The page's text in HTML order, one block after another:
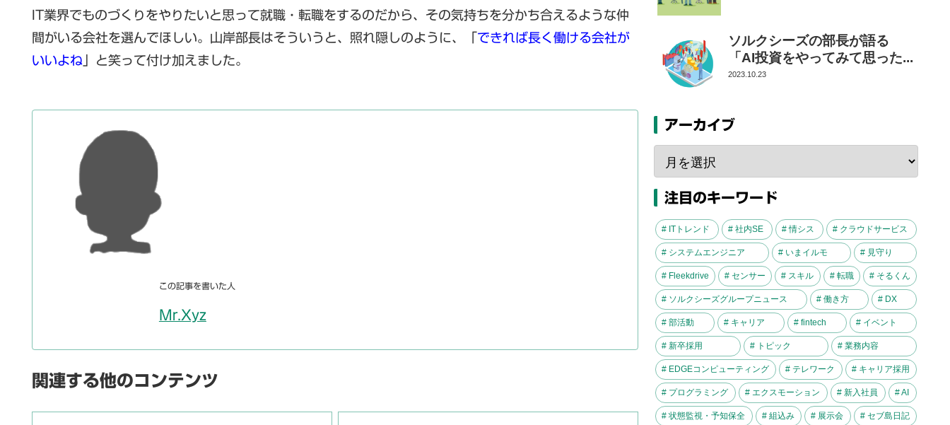
IT業界でものづくりをやりたいと思って就職・転職をするのだから、その気持ちを分かち合えるような仲
間がいる会社を選んでほしい。山岸部長はそういうと、照れ隠しのように、「 できれば長く働ける会社が
いいよね 」と笑って付け加えました。
この記事を書いた人
Mr.Xyz
関連する他のコンテンツ
ソルクシーズの部長が語る
「AI投資をやってみて思った...
2023.10.23
アーカイブ
注目のキーワード
# ITトレンド # 社内SE # 情シス # クラウドサービス
# システムエンジニア # いまイルモ # 見守り
# Fleekdrive # センサー # スキル # 転職 # そるくん
# ソルクシーズグループニュース # 働き方 # DX
# 部活動 # キャリア # fintech # イベント
# 新卒採用 # トピック # 業務内容
# EDGEコンピューティング # テレワーク # キャリア採用
# プログラミング # エクスモーション # 新入社員 # AI
# 状態監視・予知保全 # 組込み # 展示会 # セブ島日記